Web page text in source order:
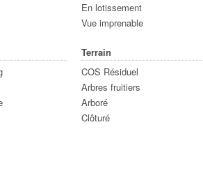
En lotissement
Vue imprenable
Terrain
COS Résiduel
Arbres fruitiers
Arboré
Clôturé